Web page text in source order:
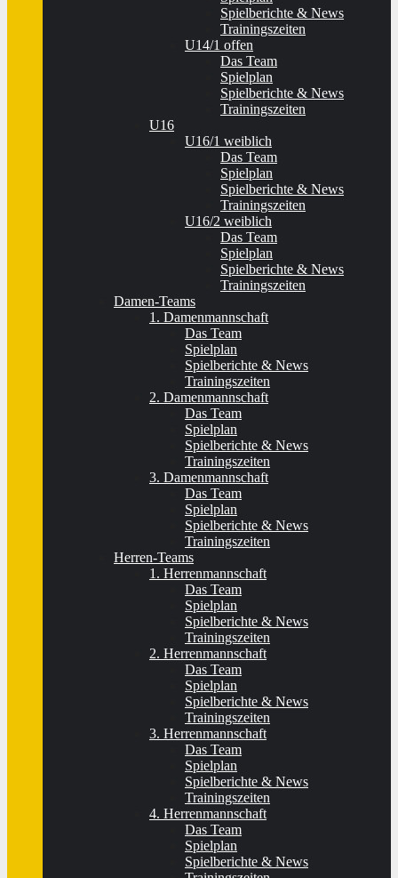
Spielberichte & News
Trainingszeiten
U14/1 offen
Das Team
Spielplan
Spielberichte & News
Trainingszeiten
U16
U16/1 weiblich
Das Team
Spielplan
Spielberichte & News
Trainingszeiten
U16/2 weiblich
Das Team
Spielplan
Spielberichte & News
Trainingszeiten
Damen-Teams
1. Damenmannschaft
Das Team
Spielplan
Spielberichte & News
Trainingszeiten
2. Damenmannschaft
Das Team
Spielplan
Spielberichte & News
Trainingszeiten
3. Damenmannschaft
Das Team
Spielplan
Spielberichte & News
Trainingszeiten
Herren-Teams
1. Herrenmannschaft
Das Team
Spielplan
Spielberichte & News
Trainingszeiten
2. Herrenmannschaft
Das Team
Spielplan
Spielberichte & News
Trainingszeiten
3. Herrenmannschaft
Das Team
Spielplan
Spielberichte & News
Trainingszeiten
4. Herrenmannschaft
Das Team
Spielplan
Spielberichte & News